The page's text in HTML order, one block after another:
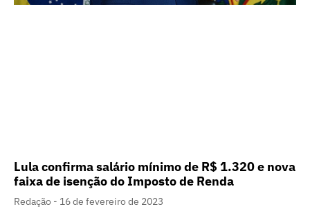
Lula confirma salário mínimo de R$ 1.320 e nova
faixa de isenção do Imposto de Renda
Redação
16 de fevereiro de 2023